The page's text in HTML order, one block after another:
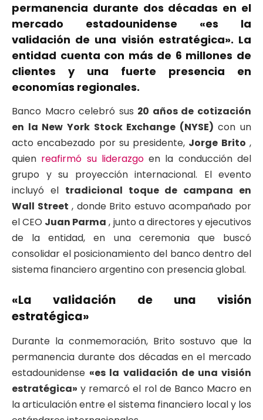
permanencia durante dos décadas en el
mercado estadounidense «es la
validación de una visión estratégica». La
entidad cuenta con más de 6 millones de
clientes y una fuerte presencia en
economías regionales.
Banco Macro celebró sus 20 años de cotización
en la New York Stock Exchange (NYSE) con un
acto encabezado por su presidente, Jorge Brito ,
quien reafirmó su liderazgoen la conducción del
grupo y su proyección internacional. El evento
incluyó el tradicional toque de campana en
Wall Street , donde Brito estuvo acompañado por
el CEO Juan Parma , junto a directores y ejecutivos
de la entidad, en una ceremonia que buscó
consolidar el posicionamiento del banco dentro del
sistema financiero argentino con presencia global.
«La validación de una visión
estratégica»
Durante la conmemoración, Brito sostuvo que la
permanencia durante dos décadas en el mercado
estadounidense «es la validación de una visión
estratégica» y remarcó el rol de Banco Macro en
la articulación entre el sistema financiero local y los